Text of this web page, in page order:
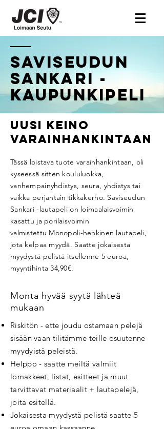
Saviseudun
sankari -
kaupunkipeli
Uusi keino
varainhankintaan
Tässä loistava tuote varainhankintaan, oli
kyseessä sitten koululuokka,
vanhempainyhdistys, seura, yhdistys tai
vaikka perjantain tikkakerho. Saviseudun
Sankari -lautapeli on loimaalaisvoimin
kasattu ja porilaisvoimin
valmistettu Monopoli-henkinen lautapeli,
jota kelpaa myydä. Saatte jokaisesta
myydystä pelistä itsellenne 5 euroa,
myyntihinta 34,90€.
Monta hyvää syytä lähteä
mukaan
Riskitön - ette joudu ostamaan pelejä
sisään vaan tilitämme teille osuutenne
myydyistä peleistä.
Helppo - saatte meiltä valmiit
lomakkeet, listat, esitteet ja muut
tarvittavat materiaalit + lautapelejä,
joita esitellä.
Jokaisesta myydystä pelistä saatte 5